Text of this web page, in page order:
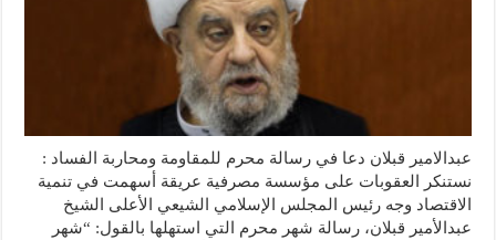
عبدالامير قبلان دعا في رسالة محرم للمقاومة ومحاربة الفساد :
نستنكر العقوبات على مؤسسة مصرفية عريقة أسهمت في تنمية
الاقتصاد وجه رئيس المجلس الإسلامي الشيعي الأعلى الشيخ
عبدالأمير قبلان، رسالة شهر محرم التي استهلها بالقول: “شهر